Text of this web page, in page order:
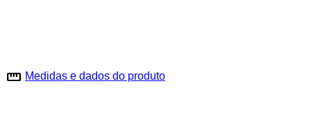
straighten Medidas e dados do produto